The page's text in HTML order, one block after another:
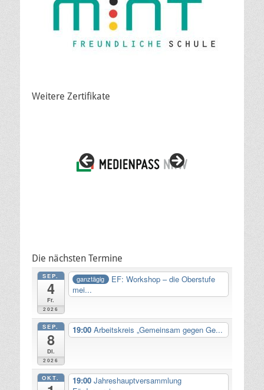
Weitere Zertifikate
Die nächsten Termine
SEP.
4
Fr.
2026
ganztägig
EF: Workshop – die Oberstufe
mei...
SEP.
8
Di.
2026
19:00 Arbeitskreis „Gemeinsam gegen Ge...
OKT. 19:00 Jahreshauptversammlung